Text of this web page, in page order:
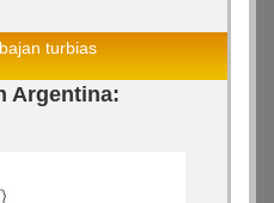
turbias
Argentina: